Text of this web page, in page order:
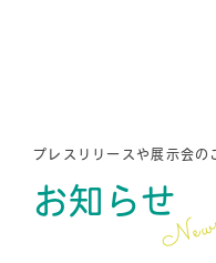
プレスリリースや展示会の
お知らせ